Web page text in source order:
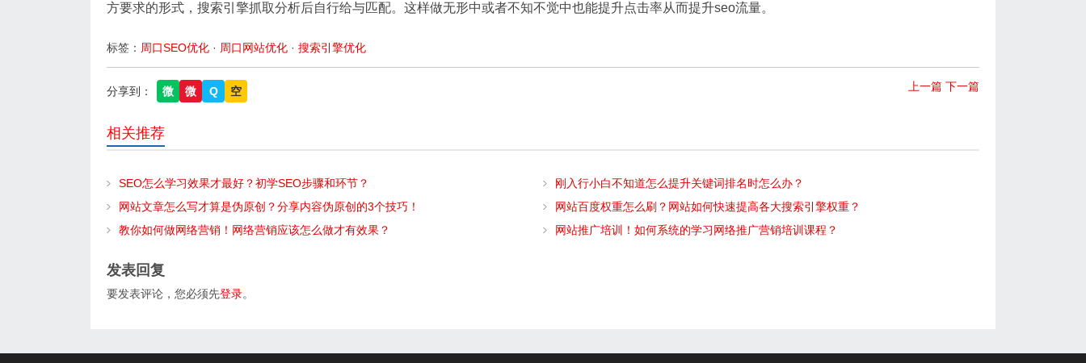
方要求的形式，搜索引擎抓取分析后自行给与匹配。这样做无形中或者不知不觉中也能提升点击率从而提升seo流量。
标签： 周口SEO优化 · 周口网站优化 · 搜索引擎优化
上一篇 下一篇
分享到： 微 微 Q 空
相关推荐
SEO怎么学习效果才最好？初学SEO步骤和环节？
刚入行小白不知道怎么提升关键词排名时怎么办？
网站文章怎么写才算是伪原创？分享内容伪原创的3个技巧！
网站百度权重怎么刷？网站如何快速提高各大搜索引擎权重？
教你如何做网络营销！网络营销应该怎么做才有效果？
网站推广培训！如何系统的学习网络推广营销培训课程？
发表回复
要发表评论，您必须先登录。